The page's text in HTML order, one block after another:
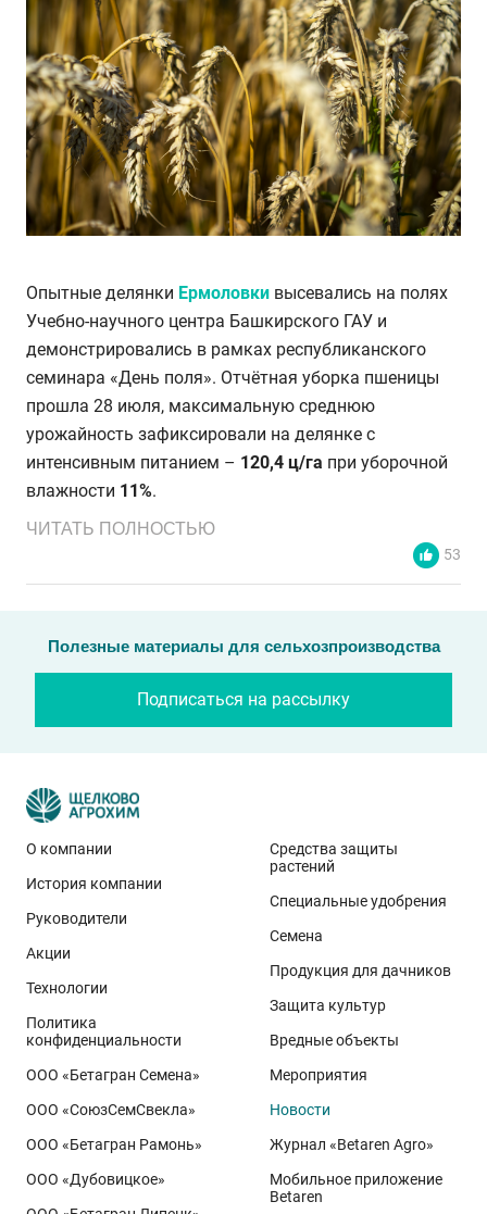
Опытные делянки Ермоловки высевались на полях
Учебно-научного центра Башкирского ГАУ и
демонстрировались в рамках республиканского
семинара «День поля». Отчётная уборка пшеницы
прошла 28 июля, максимальную среднюю
урожайность зафиксировали на делянке с
интенсивным питанием – 120,4 ц/га при уборочной
влажности 11%.
Эти результаты особенно показательны для
условий Приволжского федерального округа. Они
демонстрируют, что потенциал интенсивного сорта
реализуется при грамотном управлении
технологией: сбалансированном минеральном
питании, эффективной защите растений и точном
относится к новому поколению сортов орловского
биотипа озимой пшеницы. Это достижение
департамента селекции и семеноводства «Щёлково
Агрохим». Ей принадлежит рекорд
полученный в Орловской области в 2025 году.
ЧИТАТЬ ПОЛНОСТЬЮ
53
Полезные материалы для сельхозпроизводства
Подписаться на рассылку
О компании
История компании
Руководители
Акции
Технологии
Политика
конфиденциальности
ООО «Бетагран Семена»
ООО «СоюзСемСвекла»
ООО «Бетагран Рамонь»
ООО «Дубовицкое»
Средства защиты
растений
Специальные удобрения
Семена
Продукция для дачников
Защита культур
Вредные объекты
Мероприятия
Новости
Журнал «Betaren Agro»
Мобильное приложение
Betaren